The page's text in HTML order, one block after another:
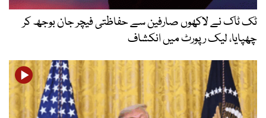
ٹک ٹاک نے لاکھوں صارفین سے حفاظتی فیچر جان بوجھ کر
چھپایا، لیک رپورٹ میں انکشاف